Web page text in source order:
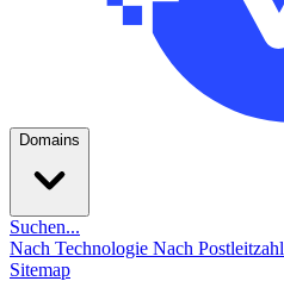
Domains
Suchen...
Nach Technologie Nach Postleitzahl
Sitemap